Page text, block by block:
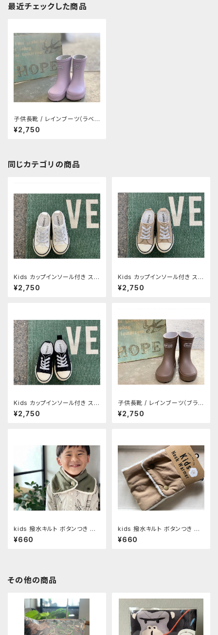
最近チェックした商品
子供長靴 / レインブーツ（ラベン
ダー)
¥2,750
同じカテゴリの商品
Kids カップインソール付き スリ
ッポン ホワイト
¥2,750
Kids カップインソール付き スリ
ッポン ベージュ
¥2,750
Kids カップインソール付き スリ
ッポン ブラック
¥2,750
子供長靴 / レインブーツ（ブラウ
ン)Newカラー！
¥2,750
kids 撥水キルト ボタンつき ネ
ックウォーマー Khaki
¥660
kids 撥水キルト ボタンつき ネ
ックウォーマー Beige
¥660
その他の商品